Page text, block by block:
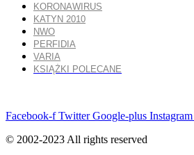
KORONAWIRUS
KATYN 2010
NWO
PERFIDIA
VARIA
KSIĄŻKI POLECANE
Facebook-f Twitter Google-plus Instagram
© 2002-2023 All rights reserved